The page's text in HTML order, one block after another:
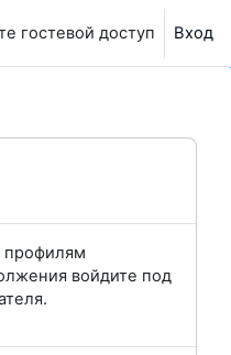
гостевой доступ Вход
профилям
войдите под